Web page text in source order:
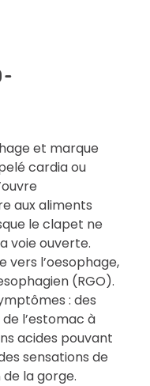
et marque
cardia ou
aux aliments
le clapet ne
voie ouverte.
vers l’oesophage,
(RGO).
: des
l’estomac à
acides pouvant
sensations de
la gorge.